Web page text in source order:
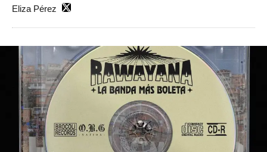
Eliza Pérez